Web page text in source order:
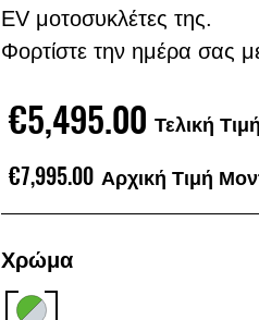
EV μοτοσυκλέτες της.
Φορτίστε την ημέρα σας
€5,495.00 Τελική
€7,995.00 Αρχική Τιμή
Χρώμα